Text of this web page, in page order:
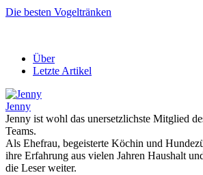
Die besten Vogeltränken
Über
Letzte Artikel
Jenny
Jenny ist wohl das unersetzlichste Mitglied
Teams.
Als Ehefrau, begeisterte Köchin und
ihre Erfahrung aus vielen Jahren Haushalt
die Leser weiter.